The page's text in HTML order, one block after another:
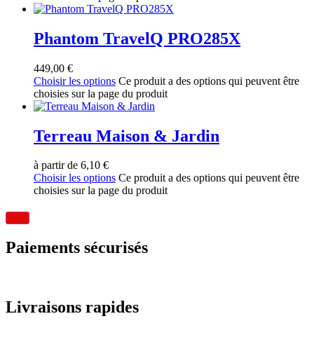
Phantom TravelQ PRO285X
449,00 €
Choisir les options Ce produit a des options qui peuvent être
choisies sur la page du produit
Terreau Maison & Jardin
à partir de 6,10 €
Choisir les options Ce produit a des options qui peuvent être
choisies sur la page du produit
Paiements sécurisés
Livraisons rapides